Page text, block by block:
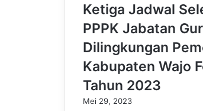
Ketiga Jadwal
PPPK Jabatan
Dilingkungan
Kabupaten Wajo
Tahun 2023
Mei 29, 2023